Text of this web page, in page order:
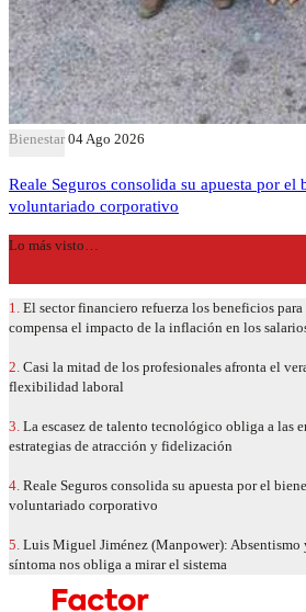
Bienestar 04 Ago 2026
Reale Seguros consolida su apuesta por el
voluntariado corporativo
Lo más visto…
1. El sector financiero refuerza los beneficios
compensa el impacto de la inflación en los
2. Casi la mitad de los profesionales afronta el
flexibilidad laboral
3. La escasez de talento tecnológico obliga a las
estrategias de atracción y fidelización
4. Reale Seguros consolida su apuesta por el
voluntariado corporativo
5. Luis Miguel Jiménez (Manpower): Absentismo
síntoma nos obliga a mirar el sistema